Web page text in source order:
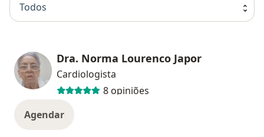
Todos
Dra. Norma Lourenco Japor
Cardiologista
8 opiniões
Agendar